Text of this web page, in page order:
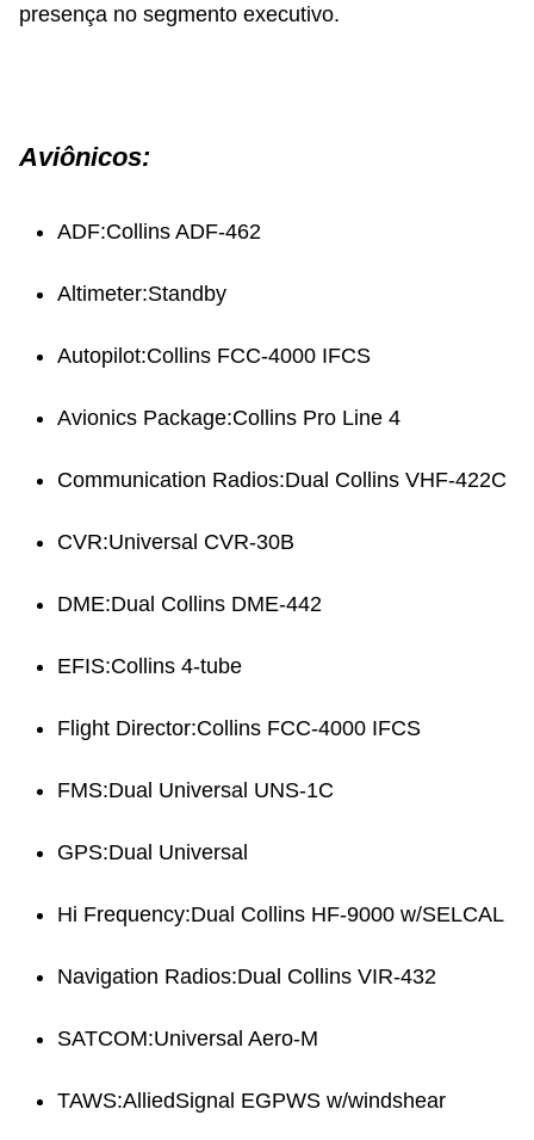
presença no segmento executivo.
Aviônicos:
ADF:Collins ADF-462
Altimeter:Standby
Autopilot:Collins FCC-4000 IFCS
Avionics Package:Collins Pro Line 4
Communication Radios:Dual Collins VHF-422C
CVR:Universal CVR-30B
DME:Dual Collins DME-442
EFIS:Collins 4-tube
Flight Director:Collins FCC-4000 IFCS
FMS:Dual Universal UNS-1C
GPS:Dual Universal
Hi Frequency:Dual Collins HF-9000 w/SELCAL
Navigation Radios:Dual Collins VIR-432
SATCOM:Universal Aero-M
TAWS:AlliedSignal EGPWS w/windshear